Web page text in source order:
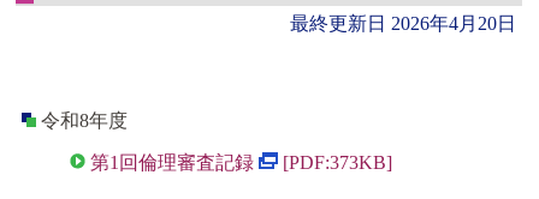
最終更新日 2026年4月20日
令和8年度
第1回倫理審査記録 [PDF:373KB]